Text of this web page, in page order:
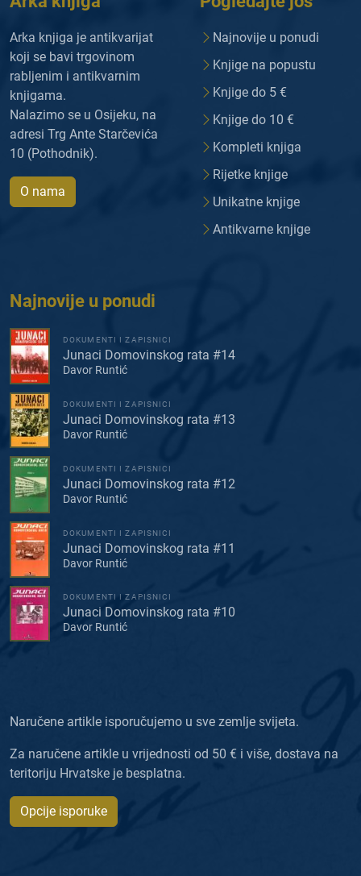
Arka knjiga je antikvarijat
koji se bavi trgovinom
rabljenim i antikvarnim
knjigama.
Nalazimo se u Osijeku, na
adresi Trg Ante Starčevića
10 (Pothodnik).
O nama
Najnovije u ponudi
Knjige na popustu
Knjige do 5 €
Knjige do 10 €
Kompleti knjiga
Rijetke knjige
Unikatne knjige
Antikvarne knjige
Najnovije u ponudi
DOKUMENTI I ZAPISNICI
Junaci Domovinskog rata #14
Davor Runtić
DOKUMENTI I ZAPISNICI
Junaci Domovinskog rata #13
Davor Runtić
DOKUMENTI I ZAPISNICI
Junaci Domovinskog rata #12
Davor Runtić
DOKUMENTI I ZAPISNICI
Junaci Domovinskog rata #11
Davor Runtić
DOKUMENTI I ZAPISNICI
Junaci Domovinskog rata #10
Davor Runtić
Naručene artikle isporučujemo u sve zemlje svijeta.
Za naručene artikle u vrijednosti od 50 € i više, dostava na
teritoriju Hrvatske je besplatna.
Opcije isporuke